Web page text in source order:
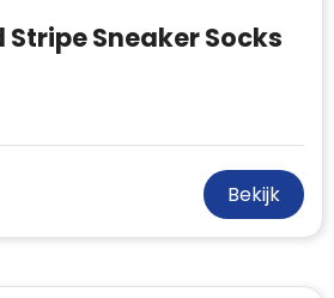
Sneaker Socks
Bekijk